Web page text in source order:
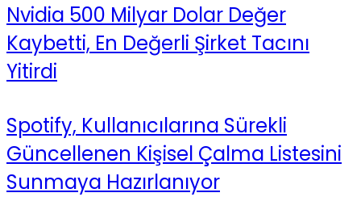
Nvidia 500 Milyar Dolar Değer
Kaybetti, En Değerli Şirket Tacını
Yitirdi
Spotify, Kullanıcılarına Sürekli
Güncellenen Kişisel Çalma Listesini
Sunmaya Hazırlanıyor